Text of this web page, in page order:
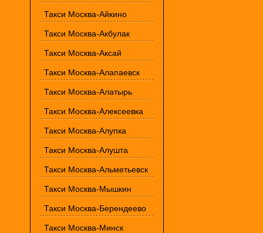
Такси Москва-Айкино
Такси Москва-Акбулак
Такси Москва-Аксай
Такси Москва-Алапаевск
Такси Москва-Алатырь
Такси Москва-Алексеевка
Такси Москва-Алупка
Такси Москва-Алушта
Такси Москва-Альметьевск
Такси Москва-Мышкин
Такси Москва-Берендеево
Такси Москва-Минск